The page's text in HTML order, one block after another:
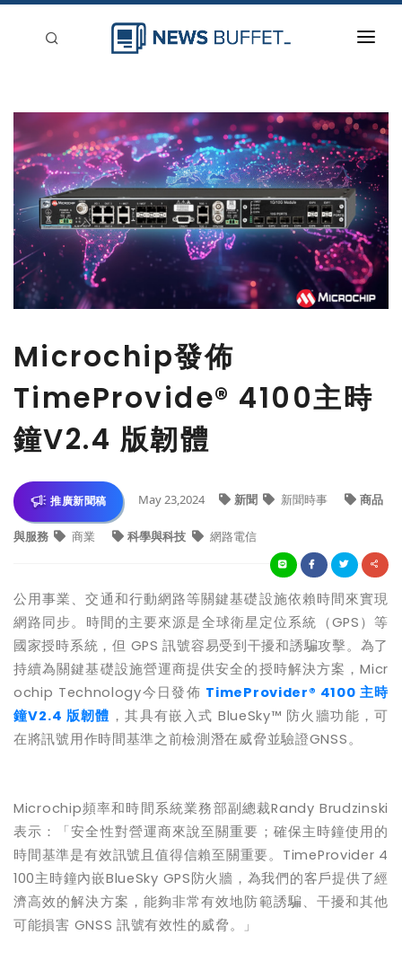
新聞稿分類
登入
刊登
Microchip發佈
TimeProvide® 4100主時
鐘V2.4 版韌體
推廣新聞稿 May 23,2024 新聞 新聞時事 商品
與服務 商業 科學與科技 網路電信
公用事業、交通和行動網路等關鍵基礎設施依賴時間來實現
網路同步。時間的主要來源是全球衛星定位系統（GPS ）等
國家授時系統，但 GPS訊號容易受到干擾和誘騙攻擊。為了
持續為關鍵基礎設施營運商提供安全的授時解決方案，Micr
ochip Technology今日發佈 TimeProvider® 4100 主時
鐘V2.4 版韌體 ，其具有嵌入式 BlueSky™ 防火牆功能，可
在將訊號用作時間基準之前檢測潛在威脅並驗證GNSS。
Microchip頻率和時間系統業務部副總裁Randy Brudzinski
表示：「安全性對營運商來說至關重要；確保主時鐘使用的
時間基準是有效訊號且值得信賴至關重要。 TimeProvider 4
100主時鐘內嵌BlueSky GPS防火牆，為我們的客戶提供了經
濟高效的解決方案，能夠非常有效地防範誘騙、干擾和其他
可能損害 GNSS訊號有效性的威脅。」